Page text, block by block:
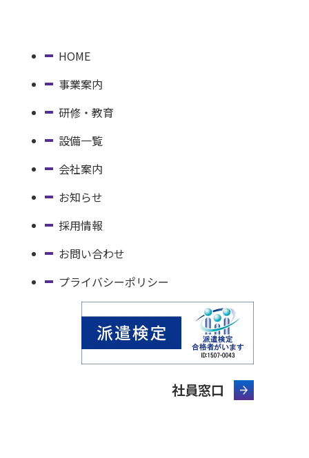
HOME
事業案内
研修・教育
設備一覧
会社案内
お知らせ
採用情報
お問い合わせ
プライバシーポリシー
社員窓口